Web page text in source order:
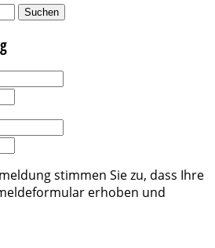
stimmen Sie zu, dass Ihre
erhoben und